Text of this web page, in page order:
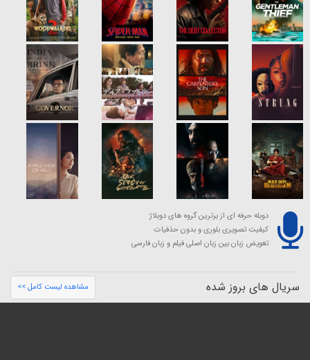
دوبله حرفه ای از برترین گروه های دوبلاژ
کیفیت تصویری بلوری و بدون حذفیات
تعویض زبان بین زبان اصلی فیلم و زبان فارسی
سریال های بروز شده مشاهده لیست کامل >>